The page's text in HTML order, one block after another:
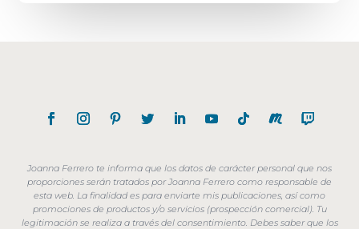
Joanna Ferrero te informa que los datos de carácter personal que nos
proporciones serán tratados por Joanna Ferrero como responsable de
esta web. La finalidad es para enviarte mis publicaciones, así como
promociones de productos y/o servicios (prospección comercial). Tu
legitimación se realiza a través del consentimiento. Debes saber que los